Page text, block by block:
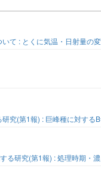
て : とくに気温・日射量の
究(第1報) : 巨峰種に対す
る研究(第1報) : 処理時期・